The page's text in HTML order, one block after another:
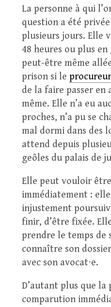
La personne à qui
question a été
plusieurs jours. Elle
48 heures ou plus
peut-être même
prison si le procureur
de la faire passer en
même. Elle n’a eu
proches, n’a pu se
mal dormi dans des
attend depuis
geôles du palais de
Elle peut vouloir
immédiatement : elle
injustement
finir, d’être fixée.
prendre le temps de
connaître son
avec son avocat⋅e.
D’autant plus que la
comparution